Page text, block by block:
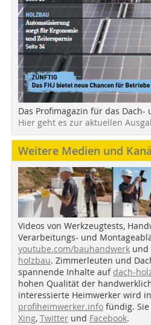
Das Profimagazin für das
Hier geht es zur aktuellen
Weitere Medien und
Videos von Werkzeugtests,
Verarbeitungs- und
youtube.com/bauhandwerk und
holzbau. Zimmerleuten und
spannende Inhalte auf dach-
hohen Qualität der
interessierte Heimwerker wird
profiheimwerker.info fündig.
Xing, Twitter und Facebook.